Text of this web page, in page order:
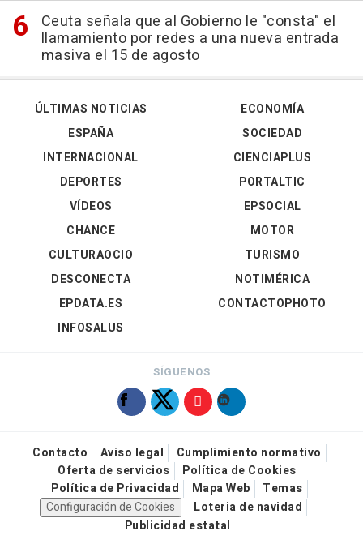
Ceuta señala que al Gobierno le "consta" el
llamamiento por redes a una nueva entrada
masiva el 15 de agosto
ÚLTIMAS NOTICIAS
ESPAÑA
INTERNACIONAL
DEPORTES
VÍDEOS
ECONOMÍA
SOCIEDAD
CIENCIAPLUS
PORTALTIC
EPSOCIAL
CHANCE
CULTURAOCIO
DESCONECTA
EPDATA.ES
INFOSALUS
MOTOR
TURISMO
NOTIMÉRICA
CONTACTOPHOTO
SÍGUENOS
Contacto Aviso legal
Cumplimiento normativo
Oferta de servicios
Política de Cookies
Política de Privacidad
Mapa Web
Temas
Configuración de Cookies
Loteria de navidad
Publicidad estatal